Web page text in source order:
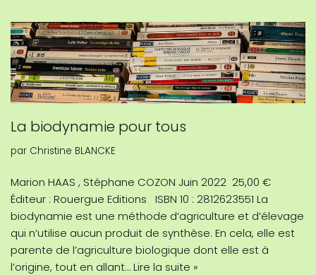
La biodynamie pour tous
par Christine BLANCKE
Marion HAAS , Stéphane COZON Juin 2022 25,00 €
Éditeur : Rouergue Editions ISBN 10 : 2812623551 La
biodynamie est une méthode d’agriculture et d’élevage
qui n’utilise aucun produit de synthèse. En cela, elle est
parente de l’agriculture biologique dont elle est à
l’origine, tout en allant…Lire la suite »